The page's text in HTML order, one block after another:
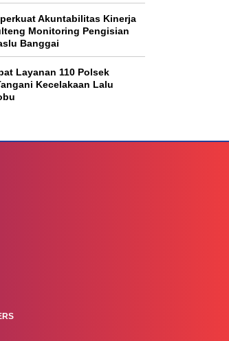
Akuntabilitas Kinerja
Monitoring Pengisian
Banggai
Layanan 110 Polsek
Kecelakaan Lalu